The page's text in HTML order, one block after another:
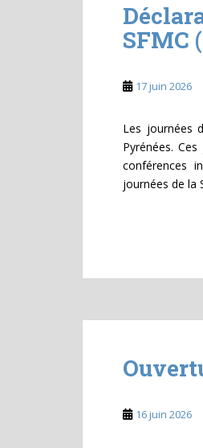
SFMC
17 juin 2026
Les journées
Pyrénées.
conférences
journées de la
16 juin 2026